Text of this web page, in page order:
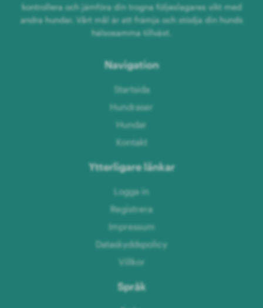
kontrollera och jämföra din trogna följeslagares vikt med
andra hundar. Vårt mål är att främja och stödja din hunds
hälsosamma tillväxt.
Navigation
Startsida
Hundraser
Hundar
Kontakt
Ytterligare länkar
Logga in
Registrera
Impressum
Dataskyddspolicy
Villkor
Språk